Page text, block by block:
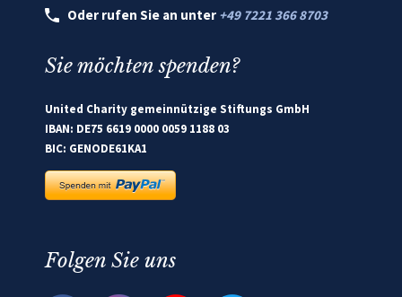
Oder rufen Sie an unter +49 7221 366 8703
Sie möchten spenden?
United Charity gemeinnützige Stiftungs GmbH
IBAN: DE75 6619 0000 0059 1188 03
BIC: GENODE61KA1
Folgen Sie uns